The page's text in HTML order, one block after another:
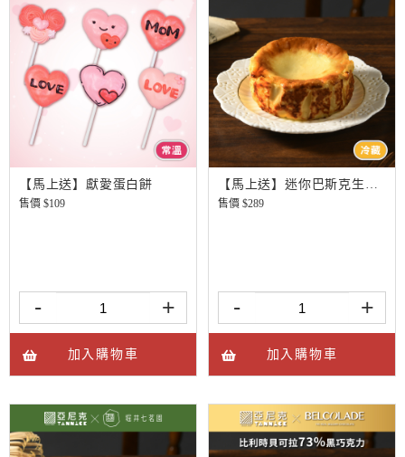
【馬上送】獻愛蛋白餅
售價 $109
- +
加入購物車
【馬上送】迷你巴斯克生起司
售價 $289
- +
加入購物車